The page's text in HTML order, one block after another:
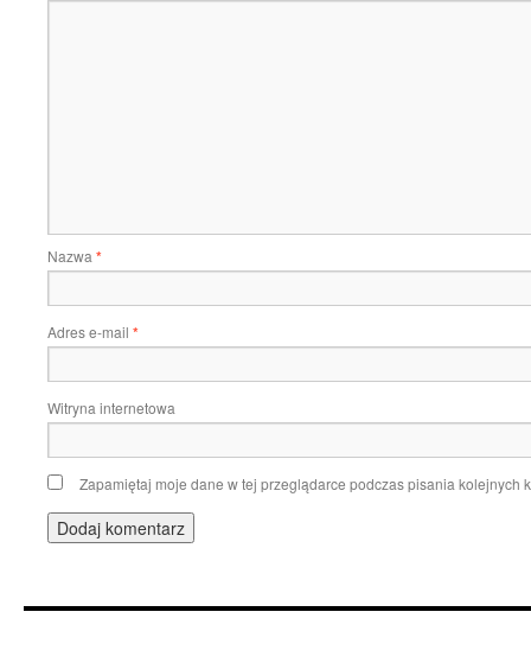
Nazwa *
Adres e-mail *
Witryna internetowa
Zapamiętaj moje dane w tej przeglądarce podczas pisania kolejnych